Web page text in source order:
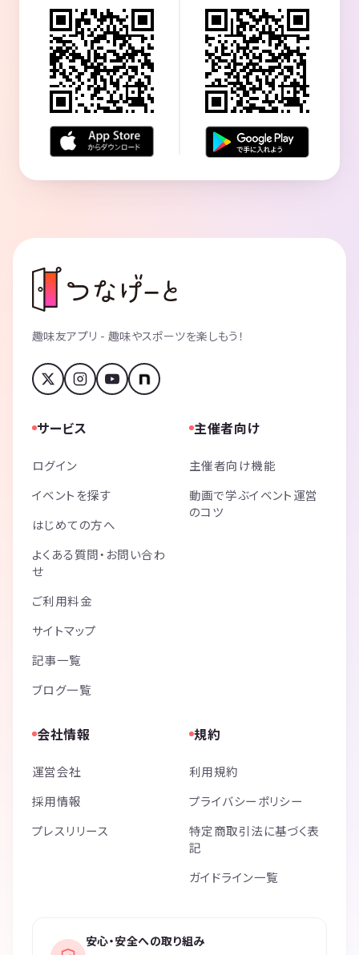
趣味友アプリ - 趣味やスポーツを楽しもう！
サービス
ログイン
イベントを探す
はじめての方へ
よくある質問・お問い合わ
せ
ご利用料金
サイトマップ
記事一覧
ブログ一覧
主催者向け
主催者向け機能
動画で学ぶイベント運営
のコツ
会社情報
運営会社
採用情報
プレスリリース
規約
利用規約
プライバシーポリシー
特定商取引法に基づく表
記
ガイドライン一覧
安心・安全への取り組み